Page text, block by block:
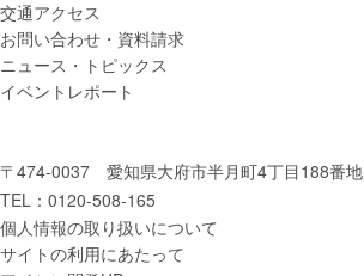
交通アクセス
お問い合わせ・ 資料請求
ニュース・ トピックス
イベントレポート
〒474-0037 愛知県大府市半月町4丁目188番地
TEL： 0120-508-165
個人情報の取り扱いについて
サイトの利用にあたって